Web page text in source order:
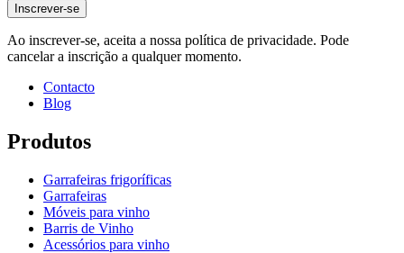
Inscrever-se
Ao inscrever-se, aceita a nossa política de privacidade. Pode
cancelar a inscrição a qualquer momento.
Contacto
Blog
Produtos
Garrafeiras frigoríficas
Garrafeiras
Móveis para vinho
Barris de Vinho
Acessórios para vinho